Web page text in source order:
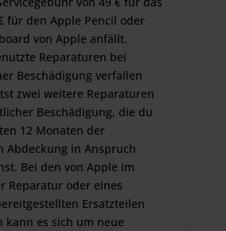
für den Apple Pencil oder
von Apple anfällt.
Reparaturen bei
Beschädigung verfallen
zwei weitere Reparaturen
Beschädigung, die du
12 Monaten der
Abdeckung in Anspruch
Bei den von Apple im
Reparatur oder eines
Ersatzteilen
kann es sich um neue